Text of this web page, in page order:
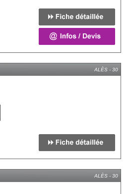
ALÈS - 30
ALÈS - 30